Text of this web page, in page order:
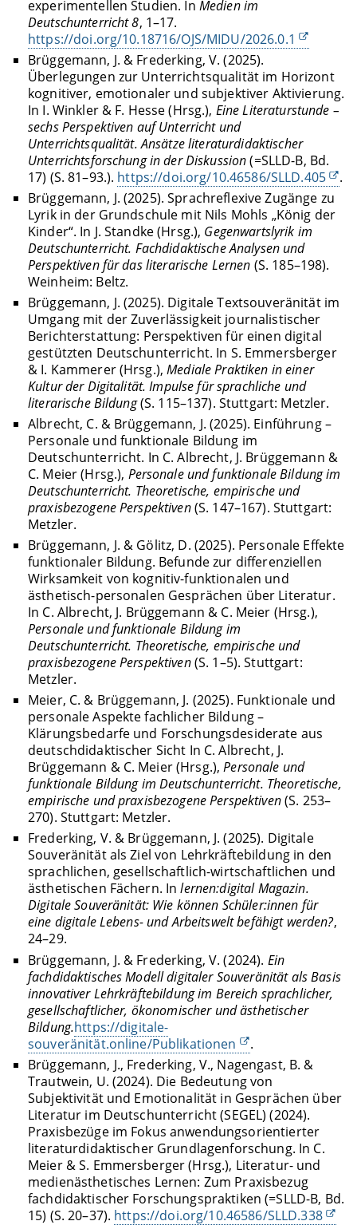
experimentellen Studien. In Medien im
Deutschunterricht 8, 1–17.
https://doi.org/10.18716/OJS/MIDU/2026.0.1
Brüggemann, J. & Frederking, V. (2025).
Überlegungen zur Unterrichtsqualität im Horizont
kognitiver, emotionaler und subjektiver Aktivierung.
In I. Winkler & F. Hesse (Hrsg.), Eine Literaturstunde –
sechs Perspektiven auf Unterricht und
Unterrichtsqualität. Ansätze literaturdidaktischer
Unterrichtsforschung in der Diskussion(=SLLD-B, Bd.
17) (S. 81–93.). https://doi.org/10.46586/SLLD.405
.
Brüggemann, J. (2025). Sprachreflexive Zugänge zu
Lyrik in der Grundschule mit Nils Mohls „König der
Kinder“. In J. Standke (Hrsg.), Gegenwartslyrik im
Deutschunterricht. Fachdidaktische Analysen und
Perspektiven für das literarische Lernen (S. 185–198).
Weinheim: Beltz.
Brüggemann, J. (2025). Digitale Textsouveränität im
Umgang mit der Zuverlässigkeit journalistischer
Berichterstattung: Perspektiven für einen digital
gestützten Deutschunterricht. In S. Emmersberger
& I. Kammerer (Hrsg.),Mediale Praktiken in einer
Kultur der Digitalität. Impulse für sprachliche und
literarische Bildung(S. 115–137). Stuttgart: Metzler.
Albrecht, C. & Brüggemann, J. (2025). Einführung –
Personale und funktionale Bildung im
Deutschunterricht. In C. Albrecht, J. Brüggemann &
C. Meier (Hrsg.), Personale und funktionale Bildung im
Deutschunterricht. Theoretische, empirische und
praxisbezogene Perspektiven(S. 147–167). Stuttgart:
Metzler.
Brüggemann, J. & Gölitz, D. (2025). Personale Effekte
funktionaler Bildung. Befunde zur differenziellen
Wirksamkeit von kognitiv-funktionalen und
ästhetisch-personalen Gesprächen über Literatur.
In C. Albrecht, J. Brüggemann & C. Meier (Hrsg.),
Personale und funktionale Bildung im
Deutschunterricht. Theoretische, empirische und
praxisbezogene Perspektiven(S. 1–5). Stuttgart:
Metzler.
Meier, C. & Brüggemann, J. (2025). Funktionale und
personale Aspekte fachlicher Bildung –
Klärungsbedarfe und Forschungsdesiderate aus
deutschdidaktischer Sicht In C. Albrecht, J.
Brüggemann & C. Meier (Hrsg.),Personale und
funktionale Bildung im Deutschunterricht. Theoretische,
empirische und praxisbezogene Perspektiven(S. 253–
270). Stuttgart: Metzler.
Frederking, V. & Brüggemann, J. (2025). Digitale
Souveränität als Ziel von Lehrkräftebildung in den
sprachlichen, gesellschaftlich-wirtschaftlichen und
ästhetischen Fächern. Inlernen:digital Magazin.
Digitale Souveränität: Wie können Schüler:innen für
eine digitale Lebens- und Arbeitswelt befähigt werden?,
24–29.
Brüggemann, J. & Frederking, V. (2024). Ein
fachdidaktisches Modell digitaler Souveränität als Basis
innovativer Lehrkräftebildung im Bereich sprachlicher,
gesellschaftlicher, ökonomischer und ästhetischer
Bildung.https://digitale-
souveränität.online/Publikationen
.
Brüggemann, J., Frederking, V., Nagengast, B. &
Trautwein, U. (2024). Die Bedeutung von
Subjektivität und Emotionalität in Gesprächen über
Literatur im Deutschunterricht (SEGEL) (2024).
Praxisbezüge im Fokus anwendungsorientierter
literaturdidaktischer Grundlagenforschung. In C.
Meier & S. Emmersberger (Hrsg.), Literatur- und
medienästhetisches Lernen: Zum Praxisbezug
fachdidaktischer Forschungspraktiken (=SLLD-B, Bd.
15) (S. 20–37). https://doi.org/10.46586/SLLD.338